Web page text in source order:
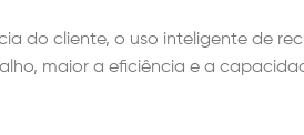
do cliente, o uso inteligente de
maior a eficiência e a